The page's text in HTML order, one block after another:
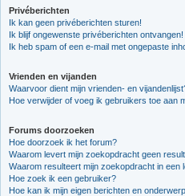
Privéberichten
Ik kan geen privéberichten sturen!
Ik blijf ongewenste privéberichten ontvangen!
Ik heb spam of een e-mail met ongepaste
Vrienden en vijanden
Waarvoor dient mijn vrienden- en
Hoe verwijder of voeg ik gebruikers toe aan
Forums doorzoeken
Hoe doorzoek ik het forum?
Waarom levert mijn zoekopdracht geen
Waarom resulteert mijn zoekopdracht in een
Hoe zoek ik een gebruiker?
Hoe kan ik mijn eigen berichten en